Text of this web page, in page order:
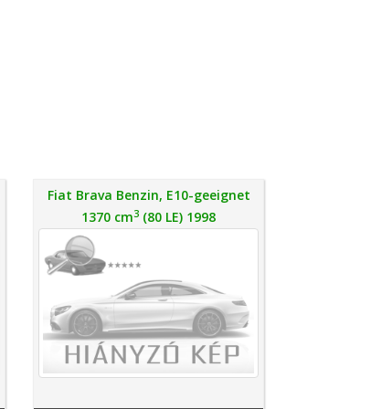
Fiat Brava Benzin, E10-geeignet
1370 cm3 (80 LE) 1998